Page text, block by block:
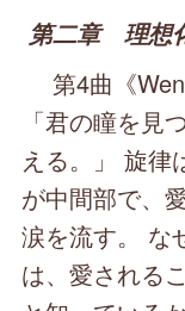
第二章 理想
第4曲《
「君の瞳を見
える。」 旋律
が中間部で、
涙を流す。 な
は、愛される